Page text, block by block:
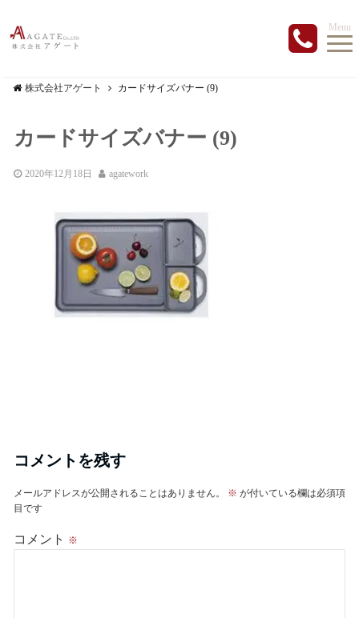
Menu
株式会社アゲート カードサイズバナー (9)
カードサイズバナー (9)
2020年12月18日 agatework
コメントを残す
メールアドレスが公開されることはありません。 ※ が付いている欄は必須項
目です
コメント ※